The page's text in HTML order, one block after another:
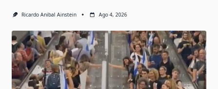
Ricardo Anibal Ainstein Ago 4, 2026